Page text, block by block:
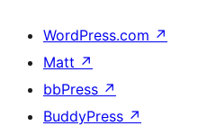
WordPress.com ↗
Matt ↗
bbPress ↗
BuddyPress ↗